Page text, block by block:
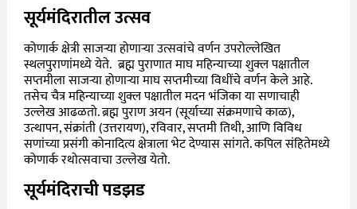
सूर्यमंदिरातील उत्सव
कोणार्क क्षेत्री साजऱ्या होणाऱ्या उत्सवांचे वर्णन उपरोल्लेखित
स्थलपुराणांमध्ये येते.ब्रह्म पुराणात माघ महिन्याच्या शुक्ल पक्षातील
सप्तमीला साजऱ्या होणाऱ्या माघ सप्तमीच्या विधींचे वर्णन केले आहे.
तसेच चैत्र महिन्याच्या शुक्ल पक्षातील मदन भंजिका या सणाचाही
उल्लेख आढळतो. ब्रह्म पुराण अयन (सूर्याच्या संक्रमणाचे काळ),
उत्थापन, संक्रांती (उत्तरायण), रविवार, सप्तमी तिथी, आणि विविध
सणांच्या प्रसंगी कोनादित्य क्षेत्राला भेट देण्यास सांगते. कपिल संहितेमध्ये
कोणार्क रथोत्सवाचा उल्लेख येतो.
सूर्यमंदिराची पडझड